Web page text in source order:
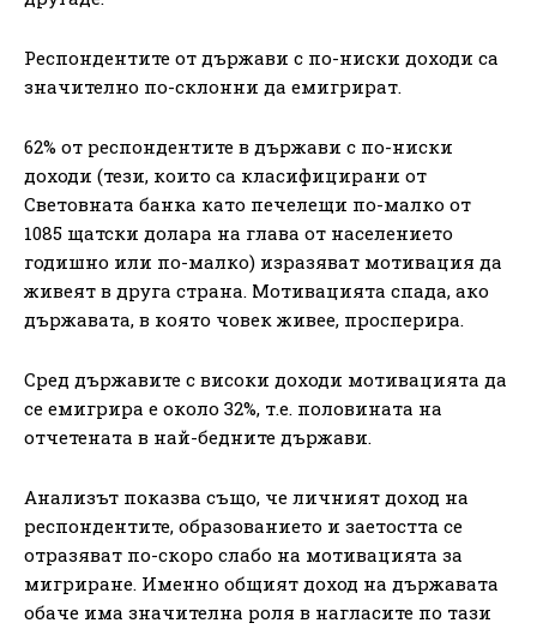
Респондентите от държави с по-ниски доходи са
значително по-склонни да емигрират.
62% от респондентите в държави с по-ниски
доходи (тези, които са класифицирани от
Световната банка като печелещи по-малко от
1085 щатски долара на глава от населението
годишно или по-малко) изразяват мотивация да
живеят в друга страна. Мотивацията спада, ако
държавата, в която човек живее, просперира.
Сред държавите с високи доходи мотивацията да
се емигрира е около 32%, т.е. половината на
отчетената в най-бедните държави.
Анализът показва също, че личният доход на
респондентите, образованието и заетостта се
отразяват по-скоро слабо на мотивацията за
мигриране. Именно общият доход на държавата
обаче има значителна роля в нагласите по тази